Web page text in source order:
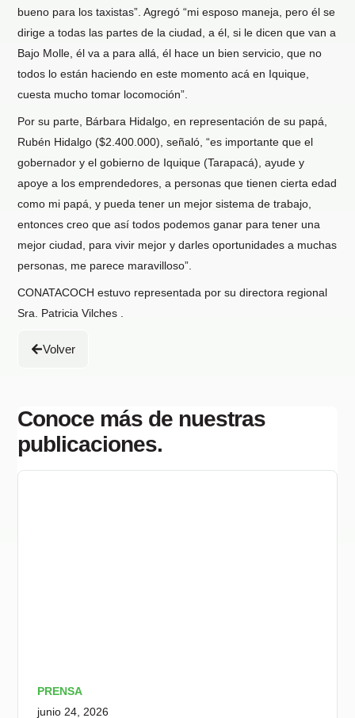
bueno para los taxistas”. Agregó “mi esposo maneja, pero él se
dirige a todas las partes de la ciudad, a él, si le dicen que van a
Bajo Molle, él va a para allá, él hace un bien servicio, que no
todos lo están haciendo en este momento acá en Iquique,
cuesta mucho tomar locomoción”.
Por su parte, Bárbara Hidalgo, en representación de su papá,
Rubén Hidalgo ($2.400.000), señaló, “es importante que el
gobernador y el gobierno de Iquique (Tarapacá), ayude y
apoye a los emprendedores, a personas que tienen cierta edad
como mi papá, y pueda tener un mejor sistema de trabajo,
entonces creo que así todos podemos ganar para tener una
mejor ciudad, para vivir mejor y darles oportunidades a muchas
personas, me parece maravilloso”.
CONATACOCH estuvo representada por su directora regional
Sra. Patricia Vilches .
Volver
Conoce más de nuestras
publicaciones.
PRENSA
junio 24, 2026